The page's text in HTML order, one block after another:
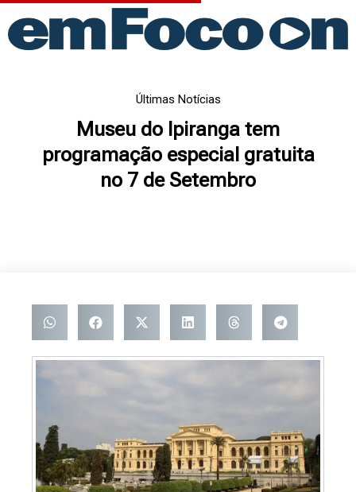
para
Últimas Notícias
Museu do Ipiranga tem
programação especial gratuita
no 7 de Setembro